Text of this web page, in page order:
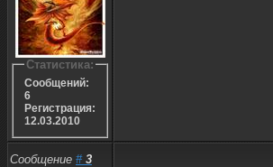
Статистика:
Сообщений:
6
Регистрация:
12.03.2010
Сообщение # 3